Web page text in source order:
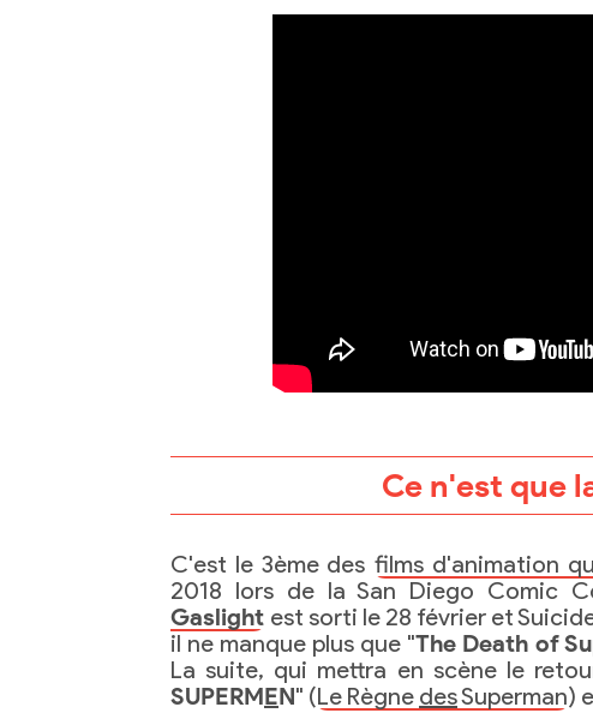
Ce n'est que
C'est le 3ème des films d'animation
2018 lors de la San Diego Comic
Gaslight est sorti le 28 février et
il ne manque plus que "The Death of
La suite, qui mettra en scène le
SUPERMEN" (Le Règne desSuperman)